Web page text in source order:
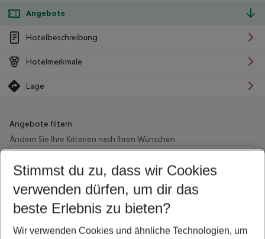
Angebote
Hotelbeschreibung
Hotelmerkmale
Lage
Angebote filtern
Ändern Sie Ihre Kriterien nach Ihren Wünschen
Wähle deinen Abflughafen
Beliebiger Abflughafen
Wähle deinen Reisezeitraum
5-8 Nächte
2 Erwachsene Keine Kinder
Stimmst du zu, dass wir Cookies
verwenden dürfen, um dir das
beste Erlebnis zu bieten?
Wir verwenden Cookies und ähnliche Technologien, um